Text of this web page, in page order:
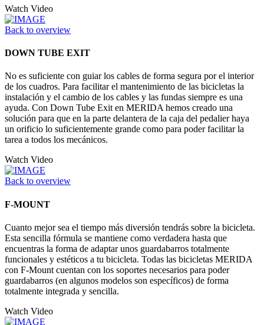
Watch Video
Back to overview
DOWN TUBE EXIT
No es suficiente con guiar los cables de forma segura por el interior
de los cuadros. Para facilitar el mantenimiento de las bicicletas la
instalación y el cambio de los cables y las fundas siempre es una
ayuda. Con Down Tube Exit en MERIDA hemos creado una
solución para que en la parte delantera de la caja del pedalier haya
un orificio lo suficientemente grande como para poder facilitar la
tarea a todos los mecánicos.
Watch Video
Back to overview
F-MOUNT
Cuanto mejor sea el tiempo más diversión tendrás sobre la bicicleta.
Esta sencilla fórmula se mantiene como verdadera hasta que
encuentras la forma de adaptar unos guardabarros totalmente
funcionales y estéticos a tu bicicleta. Todas las bicicletas MERIDA
con F-Mount cuentan con los soportes necesarios para poder
guardabarros (en algunos modelos son específicos) de forma
totalmente integrada y sencilla.
Watch Video